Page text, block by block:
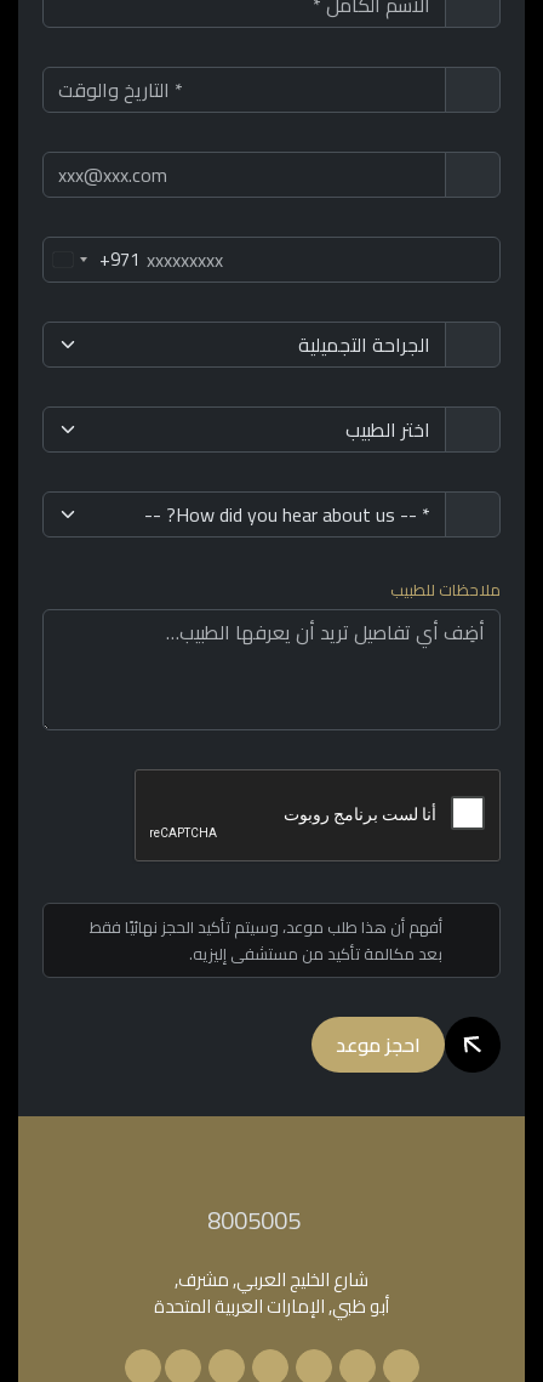
+971
ملاحظات للطبيب
أفهم أن هذا طلب موعد، وسيتم تأكيد الحجز نهائيًا فقط
بعد مكالمة تأكيد من مستشفى إليزيه.
احجز موعد
شارع الخليج العربي, مشرف,
أبو ظبي, الإمارات العربية المتحدة